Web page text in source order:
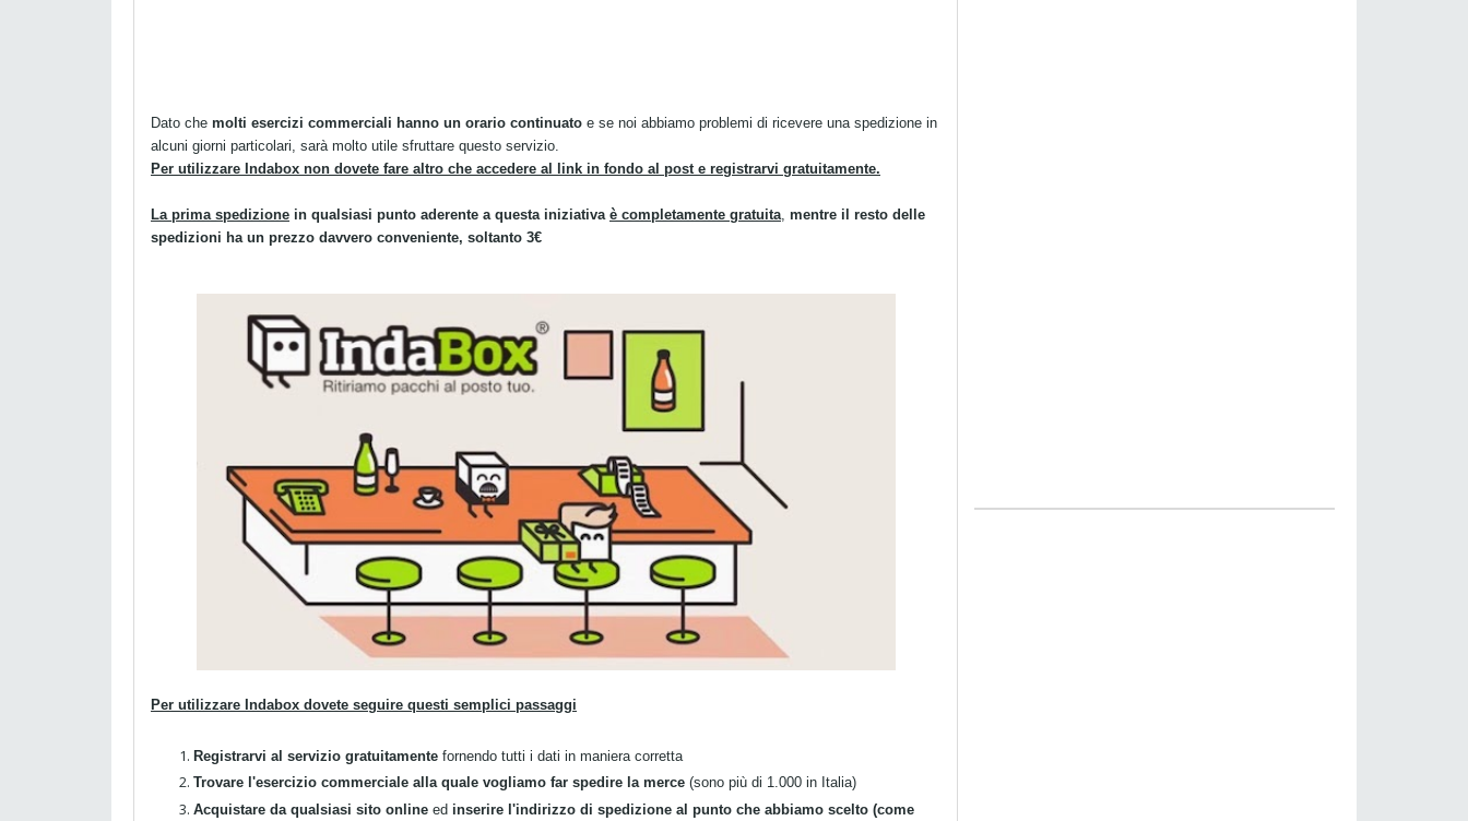
Dato che molti esercizi commerciali hanno un orario continuato e se noi abbiamo problemi di ricevere una spedizione in
alcuni giorni particolari, sarà molto utile sfruttare questo servizio.
Per utilizzare Indabox non dovete fare altro che accedere al link in fondo al post e registrarvi gratuitamente.
La prima spedizione in qualsiasi punto aderente a questa iniziativa è completamente gratuita, mentre il resto delle
spedizioni ha un prezzo davvero conveniente, soltanto 3€
Per utilizzare Indabox dovete seguire questi semplici passaggi
Registrarvi al servizio gratuitamente fornendo tutti i dati in maniera corretta
Trovare l'esercizio commerciale alla quale vogliamo far spedire la merce (sono più di 1.000 in Italia)
Acquistare da qualsiasi sito online ed inserire l'indirizzo di spedizione al punto che abbiamo scelto (come